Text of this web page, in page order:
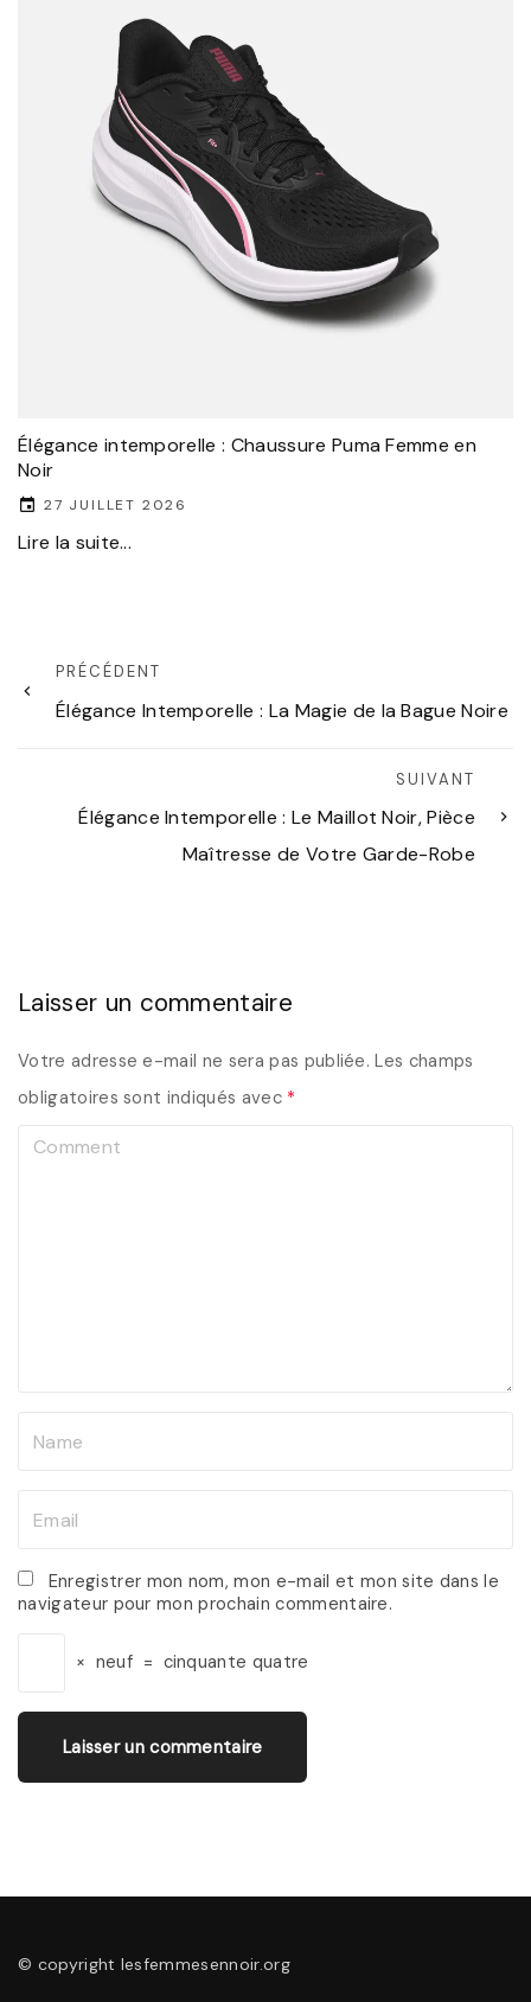
Élégance intemporelle : Chaussure Puma Femme en
Noir
27 JUILLET 2026
Lire la suite...
PRÉCÉDENT
Élégance Intemporelle : La Magie de la Bague Noire
SUIVANT
Élégance Intemporelle : Le Maillot Noir, Pièce
Maîtresse de Votre Garde-Robe
Laisser un commentaire
Votre adresse e-mail ne sera pas publiée. Les champs
obligatoires sont indiqués avec *
*
a
i
Enregistrer mon nom, mon e-mail et mon site dans le
navigateur pour mon prochain commentaire.
× neuf = cinquante quatre
© copyright lesfemmesennoir.org